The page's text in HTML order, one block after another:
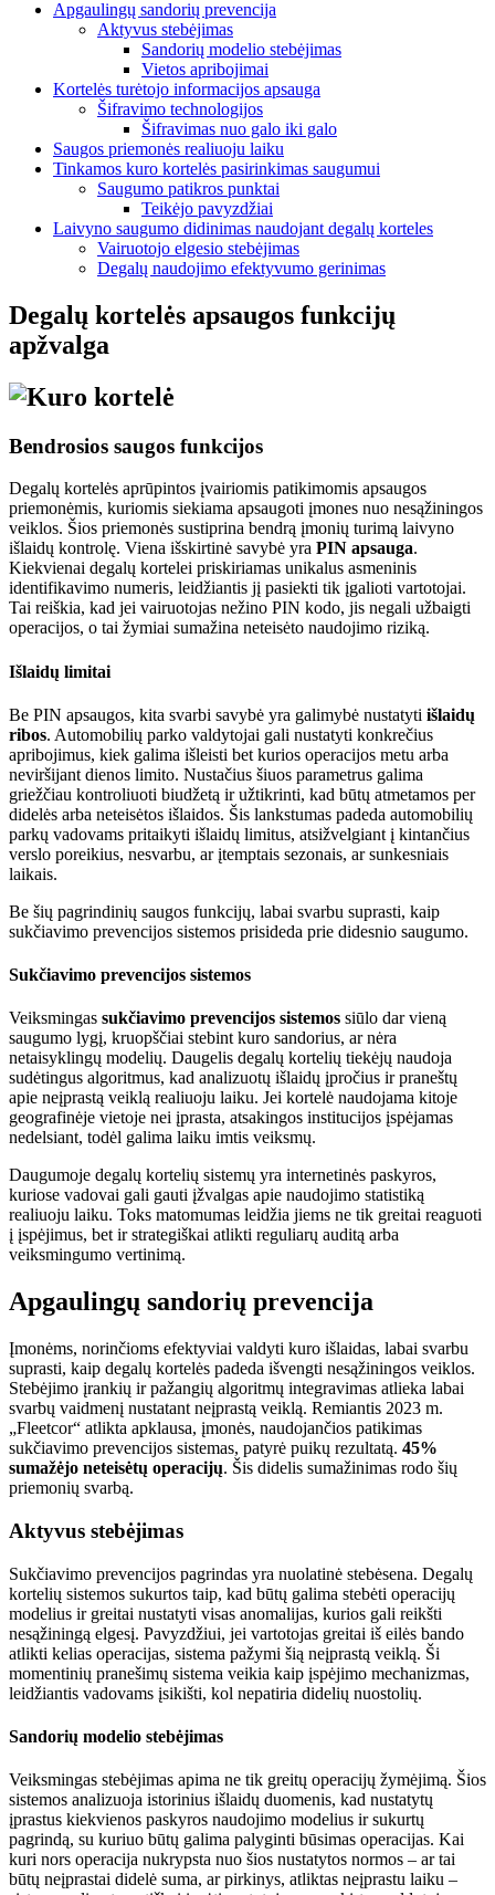
Apgaulingų sandorių prevencija
Aktyvus stebėjimas
Sandorių modelio stebėjimas
Vietos apribojimai
Kortelės turėtojo informacijos apsauga
Šifravimo technologijos
Šifravimas nuo galo iki galo
Saugos priemonės realiuoju laiku
Tinkamos kuro kortelės pasirinkimas saugumui
Saugumo patikros punktai
Teikėjo pavyzdžiai
Laivyno saugumo didinimas naudojant degalų korteles
Vairuotojo elgesio stebėjimas
Degalų naudojimo efektyvumo gerinimas
Degalų kortelės apsaugos funkcijų
apžvalga
Bendrosios saugos funkcijos
Degalų kortelės aprūpintos įvairiomis patikimomis apsaugos
priemonėmis, kuriomis siekiama apsaugoti įmones nuo nesąžiningos
veiklos. Šios priemonės sustiprina bendrą įmonių turimą laivyno
išlaidų kontrolę. Viena išskirtinė savybė yra PIN apsauga.
Kiekvienai degalų kortelei priskiriamas unikalus asmeninis
identifikavimo numeris, leidžiantis jį pasiekti tik įgalioti vartotojai.
Tai reiškia, kad jei vairuotojas nežino PIN kodo, jis negali užbaigti
operacijos, o tai žymiai sumažina neteisėto naudojimo riziką.
Išlaidų limitai
Be PIN apsaugos, kita svarbi savybė yra galimybė nustatyti išlaidų
ribos. Automobilių parko valdytojai gali nustatyti konkrečius
apribojimus, kiek galima išleisti bet kurios operacijos metu arba
neviršijant dienos limito. Nustačius šiuos parametrus galima
griežčiau kontroliuoti biudžetą ir užtikrinti, kad būtų atmetamos per
didelės arba neteisėtos išlaidos. Šis lankstumas padeda automobilių
parkų vadovams pritaikyti išlaidų limitus, atsižvelgiant į kintančius
verslo poreikius, nesvarbu, ar įtemptais sezonais, ar sunkesniais
laikais.
Be šių pagrindinių saugos funkcijų, labai svarbu suprasti, kaip
sukčiavimo prevencijos sistemos prisideda prie didesnio saugumo.
Sukčiavimo prevencijos sistemos
Veiksmingas sukčiavimo prevencijos sistemos siūlo dar vieną
saugumo lygį, kruopščiai stebint kuro sandorius, ar nėra
netaisyklingų modelių. Daugelis degalų kortelių tiekėjų naudoja
sudėtingus algoritmus, kad analizuotų išlaidų įpročius ir praneštų
apie neįprastą veiklą realiuoju laiku. Jei kortelė naudojama kitoje
geografinėje vietoje nei įprasta, atsakingos institucijos įspėjamas
nedelsiant, todėl galima laiku imtis veiksmų.
Daugumoje degalų kortelių sistemų yra internetinės paskyros,
kuriose vadovai gali gauti įžvalgas apie naudojimo statistiką
realiuoju laiku. Toks matomumas leidžia jiems ne tik greitai reaguoti
į įspėjimus, bet ir strategiškai atlikti reguliarų auditą arba
veiksmingumo vertinimą.
Apgaulingų sandorių prevencija
Įmonėms, norinčioms efektyviai valdyti kuro išlaidas, labai svarbu
suprasti, kaip degalų kortelės padeda išvengti nesąžiningos veiklos.
Stebėjimo įrankių ir pažangių algoritmų integravimas atlieka labai
svarbų vaidmenį nustatant neįprastą veiklą. Remiantis 2023 m.
„Fleetcor“ atlikta apklausa, įmonės, naudojančios patikimas
sukčiavimo prevencijos sistemas, patyrė puikų rezultatą. 45%
sumažėjo neteisėtų operacijų. Šis didelis sumažinimas rodo šių
priemonių svarbą.
Aktyvus stebėjimas
Sukčiavimo prevencijos pagrindas yra nuolatinė stebėsena. Degalų
kortelių sistemos sukurtos taip, kad būtų galima stebėti operacijų
modelius ir greitai nustatyti visas anomalijas, kurios gali reikšti
nesąžiningą elgesį. Pavyzdžiui, jei vartotojas greitai iš eilės bando
atlikti kelias operacijas, sistema pažymi šią neįprastą veiklą. Ši
momentinių pranešimų sistema veikia kaip įspėjimo mechanizmas,
leidžiantis vadovams įsikišti, kol nepatiria didelių nuostolių.
Sandorių modelio stebėjimas
Veiksmingas stebėjimas apima ne tik greitų operacijų žymėjimą. Šios
sistemos analizuoja istorinius išlaidų duomenis, kad nustatytų
įprastus kiekvienos paskyros naudojimo modelius ir sukurtų
pagrindą, su kuriuo būtų galima palyginti būsimas operacijas. Kai
kuri nors operacija nukrypsta nuo šios nustatytos normos – ar tai
būtų neįprastai didelė suma, ar pirkinys, atliktas neįprastu laiku –